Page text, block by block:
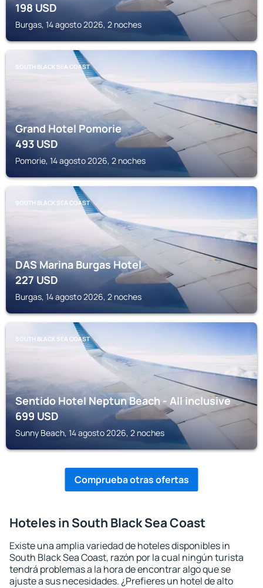
198USD
Burgas, 14 agosto 2026, 2 noches
SOUTH BLACK SEA COAST
Grand Hotel Pomorie
493USD
Pomorie, 14 agosto 2026, 2 noches
SOUTH BLACK SEA COAST
DAS Marina Burgas Hotel
227USD
Burgas, 14 agosto 2026, 2 noches
SOUTH BLACK SEA COAST
Sentido Hotel Neptun Beach - All inclusive
699USD
Sunny Beach, 14 agosto 2026, 2 noches
Comprueba otras ofertas
Hoteles in South Black Sea Coast
Existe una amplia variedad de hoteles disponibles in
South Black Sea Coast, razón por la cual ningún turista
tendrá problemas a la hora de encontrar algo que se
ajuste a sus necesidades. ¿Prefieres un hotel de alto